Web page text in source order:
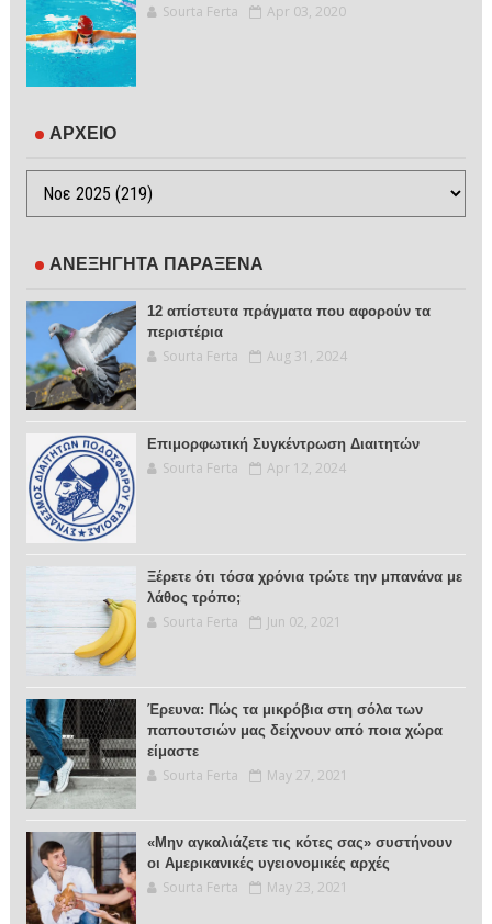
Sourta Ferta Apr 03, 2020
ΑΡΧΕΙΟ
ΑΝΕΞΗΓΗΤΑ ΠΑΡΑΞΕΝΑ
12 απίστευτα πράγματα που αφορούν τα
περιστέρια
Sourta Ferta Aug 31, 2024
Επιμορφωτική Συγκέντρωση Διαιτητών
Sourta Ferta Apr 12, 2024
Ξέρετε ότι τόσα χρόνια τρώτε την μπανάνα με
λάθος τρόπο;
Sourta Ferta Jun 02, 2021
Έρευνα: Πώς τα μικρόβια στη σόλα των
παπουτσιών μας δείχνουν από ποια χώρα
είμαστε
Sourta Ferta May 27, 2021
«Μην αγκαλιάζετε τις κότες σας» συστήνουν
οι Αμερικανικές υγειονομικές αρχές
Sourta Ferta May 23, 2021